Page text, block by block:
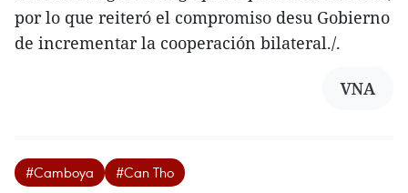
por lo que reiteró el compromiso desu Gobierno
de incrementar la cooperación bilateral./.
VNA
#Camboya #Can Tho